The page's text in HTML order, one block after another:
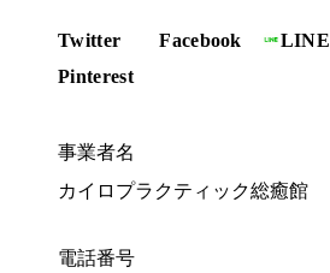
Twitter Facebook LINE
Pinterest
事業者名
カイロプラクティック総癒館
電話番号